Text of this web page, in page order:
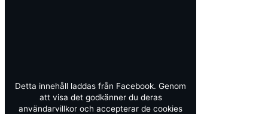
Detta innehåll laddas från Facebook. Genom
att visa det godkänner du deras
användarvillkor och accepterar de cookies